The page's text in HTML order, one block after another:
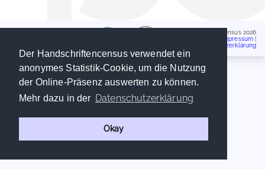
Der Handschriftencensus verwendet ein
anonymes Statistik-Cookie, um die Nutzung
der Online-Präsenz auswerten zu können.
Mehr dazu in der Datenschutzerklärung
Okay
Handschriftencensus 2026
Impressum
Datenschutzerklärung